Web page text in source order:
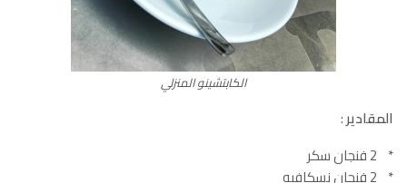
الكابتشينو المنزلي
المقادير:
* 2 فنجان سكر
* 2 فنجان نسكافيه